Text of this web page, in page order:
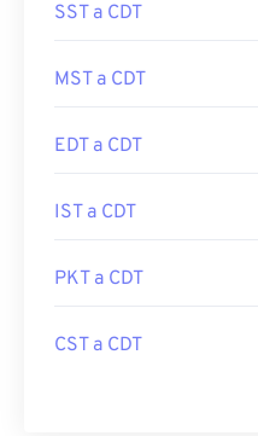
SST a CDT
MST a CDT
EDT a CDT
IST a CDT
PKT a CDT
CST a CDT